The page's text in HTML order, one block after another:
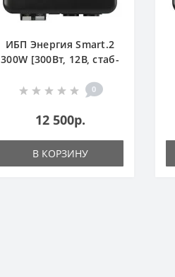
ИБП Энергия Smart.2
300W [300Вт, 12В, стаб-
0
12 500р.
В КОРЗИНУ